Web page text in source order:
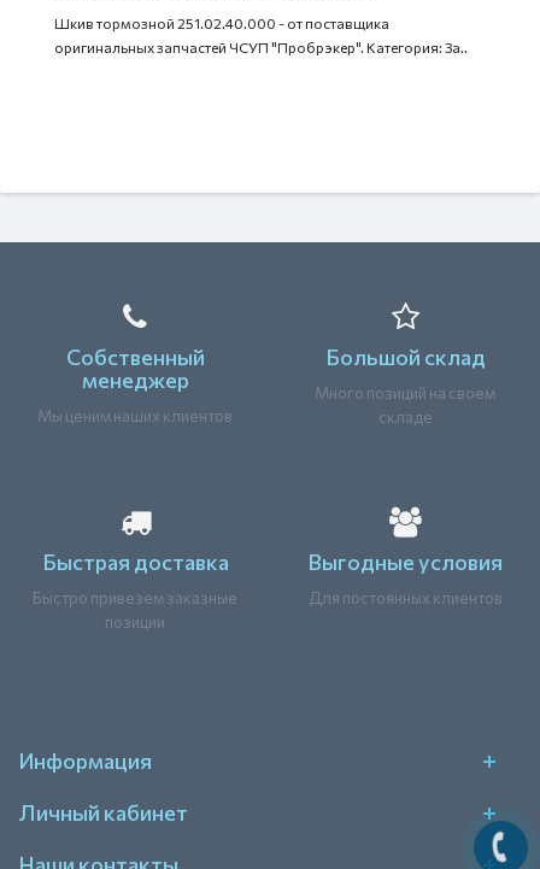
Шкив тормозной 251.02.40.000 - от поставщика
оригинальных запчастей ЧСУП "Пробрэкер". Категория: За..
Собственный
менеджер
Мы ценим наших клиентов
Большой склад
Много позиций на своем
складе
Быстрая доставка
Быстро привезем заказные
позиции
Выгодные условия
Для постоянных клиентов
Информация
Личный кабинет